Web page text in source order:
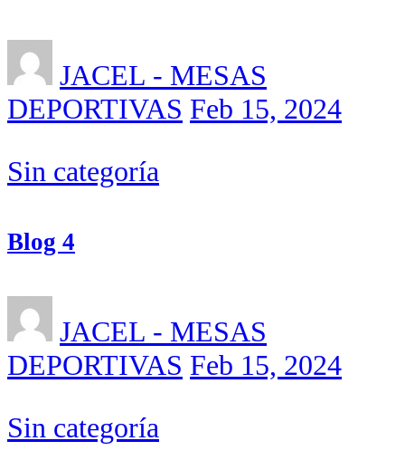
JACEL - MESAS
DEPORTIVAS Feb 15, 2024
Sin categoría
Blog 4
JACEL - MESAS
DEPORTIVAS Feb 15, 2024
Sin categoría